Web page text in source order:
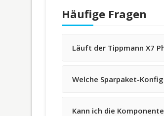
Häufige Fragen
Läuft der Tippmann X7
Welche Sparpaket-
Kann ich die